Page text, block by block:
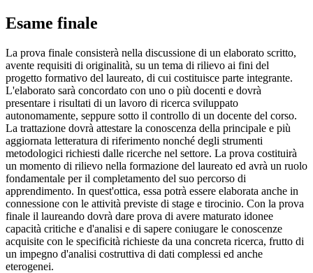
Esame finale
La prova finale consisterà nella discussione di un elaborato scritto,
avente requisiti di originalità, su un tema di rilievo ai fini del
progetto formativo del laureato, di cui costituisce parte integrante.
L'elaborato sarà concordato con uno o più docenti e dovrà
presentare i risultati di un lavoro di ricerca sviluppato
autonomamente, seppure sotto il controllo di un docente del corso.
La trattazione dovrà attestare la conoscenza della principale e più
aggiornata letteratura di riferimento nonché degli strumenti
metodologici richiesti dalle ricerche nel settore. La prova costituirà
un momento di rilievo nella formazione del laureato ed avrà un ruolo
fondamentale per il completamento del suo percorso di
apprendimento. In quest'ottica, essa potrà essere elaborata anche in
connessione con le attività previste di stage e tirocinio. Con la prova
finale il laureando dovrà dare prova di avere maturato idonee
capacità critiche e d'analisi e di sapere coniugare le conoscenze
acquisite con le specificità richieste da una concreta ricerca, frutto di
un impegno d'analisi costruttiva di dati complessi ed anche
eterogenei.